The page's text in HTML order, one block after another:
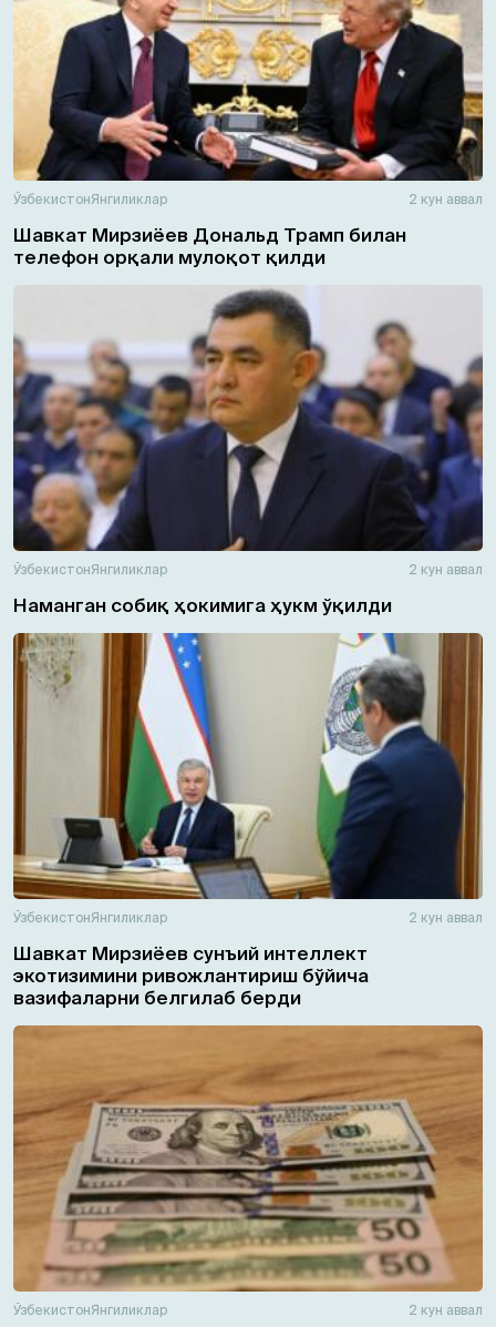
ЎзбекистонЯнгиликлар 2 кун аввал
Шавкат Мирзиёев Дональд Трамп билан
телефон орқали мулоқот қилди
ЎзбекистонЯнгиликлар 2 кун аввал
Наманган собиқ ҳокимига ҳукм ўқилди
ЎзбекистонЯнгиликлар 2 кун аввал
Шавкат Мирзиёев сунъий интеллект
экотизимини ривожлантириш бўйича
вазифаларни белгилаб берди
ЎзбекистонЯнгиликлар 2 кун аввал